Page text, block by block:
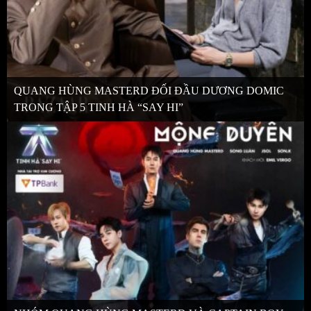
QUANG HÙNG MASTERD ĐỐI ĐẦU DƯƠNG DOMIC
TRONG TẬP 5 TINH HÀ “SAY HI”